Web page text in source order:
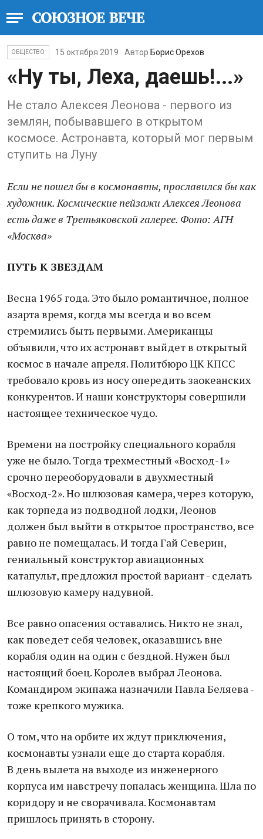
ОБЩЕСТВО 15 октября 2019 Автор Борис Орехов
«Ну ты, Леха, даешь!...»
Не стало Алексея Леонова - первого из
землян, побывавшего в открытом
космосе. Астронавта, который мог первым
ступить на Луну
Если не пошел бы в космонавты, прославился бы как
художник. Космические пейзажи Алексея Леонова
есть даже в Третьяковской галерее. Фото: АГН
«Москва»
ПУТЬ К ЗВЕЗДАМ
Весна 1965 года. Это было романтичное, полное
азарта время, когда мы всегда и во всем
стремились быть первыми. Американцы
объявили, что их астронавт выйдет в открытый
космос в начале апреля. Политбюро ЦК КПСС
требовало кровь из носу опередить заокеанских
конкурентов. И наши конструкторы совершили
настоящее техническое чудо.
Времени на постройку специального корабля
уже не было. Тогда трехместный «Восход-1»
срочно переоборудовали в двухместный
«Восход-2». Но шлюзовая камера, через которую,
как торпеда из подводной лодки, Леонов
должен был выйти в открытое пространство, все
равно не помещалась. И тогда Гай Северин,
гениальный конструктор авиационных
катапульт, предложил простой вариант - сделать
шлюзовую камеру надувной.
Все равно опасения оставались. Никто не знал,
как поведет себя человек, оказавшись вне
корабля один на один с бездной. Нужен был
настоящий боец. Королев выбрал Леонова.
Командиром экипажа назначили Павла Беляева -
тоже крепкого мужика.
О том, что на орбите их ждут приключения,
космонавты узнали еще до старта корабля.
В день вылета на выходе из инженерного
корпуса им навстречу попалась женщина. Шла по
коридору и не сворачивала. Космонавтам
пришлось принять в сторону.